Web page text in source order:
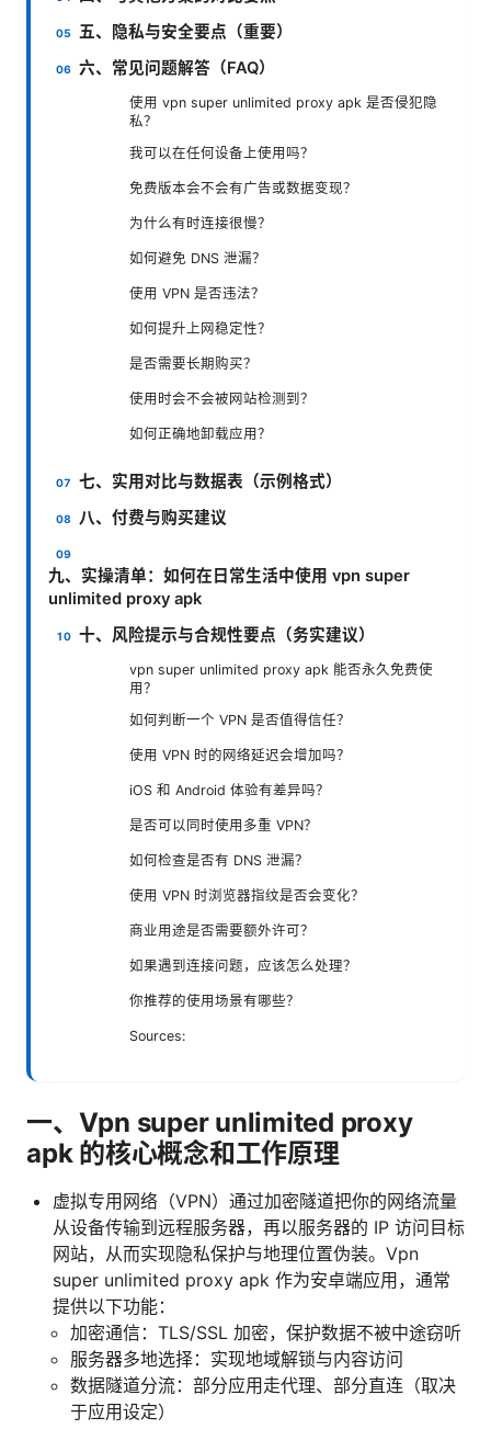
五、隐私与安全要点（重要）
六、常见问题解答（FAQ）
使用 vpn super unlimited proxy apk 是否侵犯隐
私？
我可以在任何设备上使用吗？
免费版本会不会有广告或数据变现？
为什么有时连接很慢？
如何避免 DNS 泄漏？
使用 VPN 是否违法？
如何提升上网稳定性？
是否需要长期购买？
使用时会不会被网站检测到？
如何正确地卸载应用？
七、实用对比与数据表（示例格式）
八、付费与购买建议
九、实操清单：如何在日常生活中使用 vpn super
unlimited proxy apk
十、风险提示与合规性要点（务实建议）
vpn super unlimited proxy apk 能否永久免费使
用？
如何判断一个 VPN 是否值得信任？
使用 VPN 时的网络延迟会增加吗？
iOS 和 Android 体验有差异吗？
是否可以同时使用多重 VPN？
如何检查是否有 DNS 泄漏？
使用 VPN 时浏览器指纹是否会变化？
商业用途是否需要额外许可？
如果遇到连接问题，应该怎么处理？
你推荐的使用场景有哪些？
Sources:
一、Vpn super unlimited proxy
apk 的核心概念和工作原理
虚拟专用网络（VPN）通过加密隧道把你的网络流量
从设备传输到远程服务器，再以服务器的 IP 访问目标
网站，从而实现隐私保护与地理位置伪装。Vpn
super unlimited proxy apk 作为安卓端应用，通常
提供以下功能：
加密通信：TLS/SSL 加密，保护数据不被中途窃听
服务器多地选择：实现地域解锁与内容访问
数据隧道分流：部分应用走代理、部分直连（取决
于应用设定）